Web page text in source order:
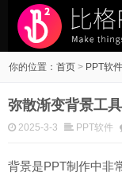
你的位置：首页 > PPT软件
弥散渐变背景工
2025-3-3 PPT软件
背景是PPT制作中非